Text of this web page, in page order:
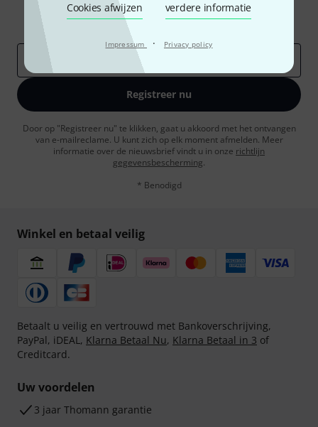
Cookies afwijzen verdere informatie
Impressum · Privacy policy
Inspirerende bijdragen
Aanbiedingen
Thomann-inzichten
Registreer nu
Door op "Registreer nu" te klikken, gaat u akkoord met het ontvangen
van e-mailreclame. U kunt zich op elk moment afmelden. Meer
informatie over de nieuwsbrief vindt u in onze richtlijn
gegevensbescherming.
* Benodigd
Winkel en betaal veilig
Betaalt u veilig en vertrouwd met Bankoverschrijving,
PayPal, iDEAL, Klarna Betaal Nu, Klarna Betaal in 3 of
Creditcard.
Uw voordelen
3 jaar Thomann garantie